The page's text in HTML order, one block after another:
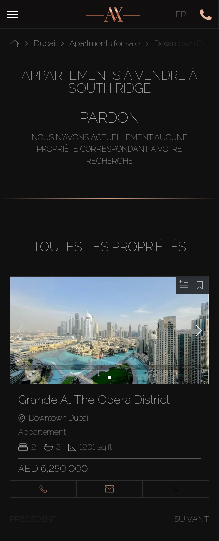
FR
Dubai Apartments for sale Downtown Dubai
APPARTEMENTS À VENDRE À
SOUTH RIDGE
PARDON
NOUS N'AVONS ACTUELLEMENT AUCUNE
PROPRIÉTÉ CORRESPONDANT À VOTRE
RECHERCHE
TOUTES LES PROPRIÉTÉS
Grande At The Opera District
Downtown Dubai
Appartement
2
3 1201 sq.ft
AED 6,250,000
SUIVANT